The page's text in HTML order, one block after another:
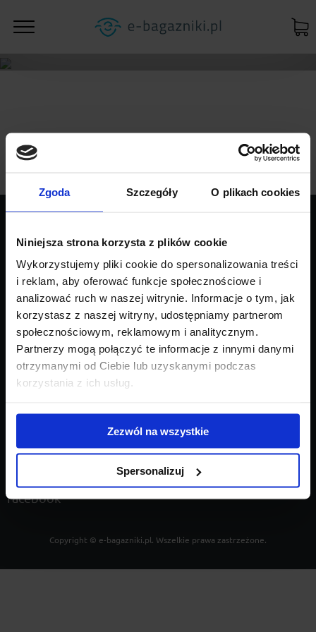
Zgoda Szczegóły O plikach cookies
Niniejsza strona korzysta z plików cookie
Wykorzystujemy pliki cookie do spersonalizowania treści
i reklam, aby oferować funkcje społecznościowe i
analizować ruch w naszej witrynie. Informacje o tym, jak
korzystasz z naszej witryny, udostępniamy partnerom
społecznościowym, reklamowym i analitycznym.
Partnerzy mogą połączyć te informacje z innymi danymi
otrzymanymi od Ciebie lub uzyskanymi podczas
korzystania z ich usług.
Zezwól na wszystkie
Spersonalizuj
PRODUKTY
INFORMACJE
SKLEP
KONTAKT
10-577 Olsztyn
536 111 234
kontakt@e-bagazniki.pl
facebook
Copyright © e-bagazniki.pl. Wszelkie prawa zastrzeżone.